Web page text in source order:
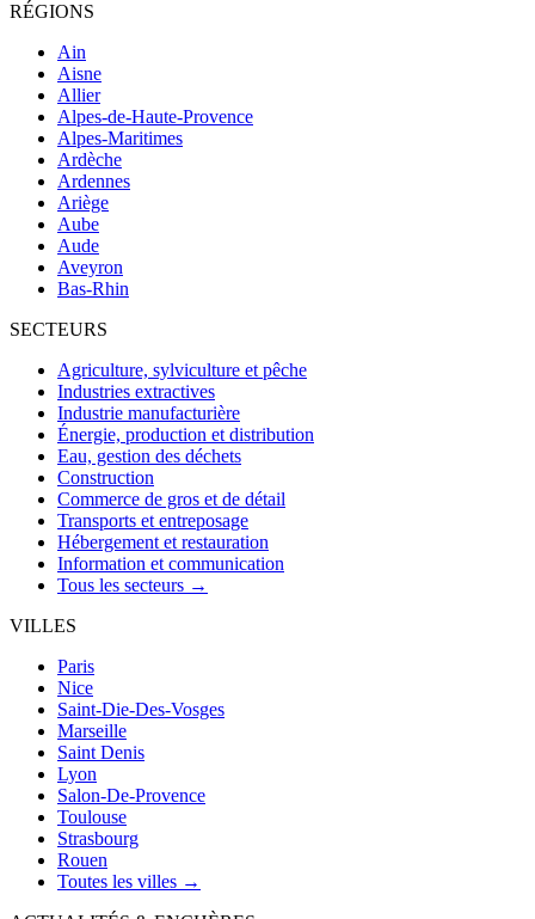
RÉGIONS
Ain
Aisne
Allier
Alpes-de-Haute-Provence
Alpes-Maritimes
Ardèche
Ardennes
Ariège
Aube
Aude
Aveyron
Bas-Rhin
SECTEURS
Agriculture, sylviculture et pêche
Industries extractives
Industrie manufacturière
Énergie, production et distribution
Eau, gestion des déchets
Construction
Commerce de gros et de détail
Transports et entreposage
Hébergement et restauration
Information et communication
Tous les secteurs →
VILLES
Paris
Nice
Saint-Die-Des-Vosges
Marseille
Saint Denis
Lyon
Salon-De-Provence
Toulouse
Strasbourg
Rouen
Toutes les villes →